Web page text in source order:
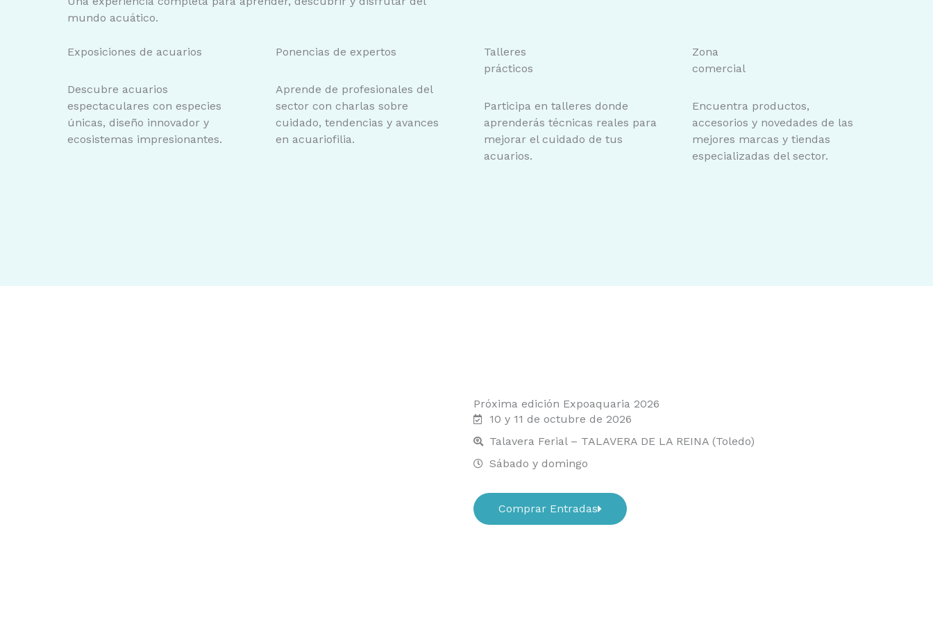
mundo acuático.
Exposiciones de acuarios
Descubre acuarios
espectaculares con especies
únicas, diseño innovador y
ecosistemas impresionantes.
Ponencias de expertos
Aprende de profesionales del
sector con charlas sobre
cuidado, tendencias y avances
en acuariofilia.
Talleres
prácticos
Participa en talleres donde
aprenderás técnicas reales para
mejorar el cuidado de tus
acuarios.
Zona
comercial
Encuentra productos,
accesorios y novedades de las
mejores marcas y tiendas
especializadas del sector.
Próxima edición Expoaquaria 2026
10 y 11 de octubre de 2026
Talavera Ferial – TALAVERA DE LA REINA (Toledo)
Sábado y domingo
Comprar Entradas